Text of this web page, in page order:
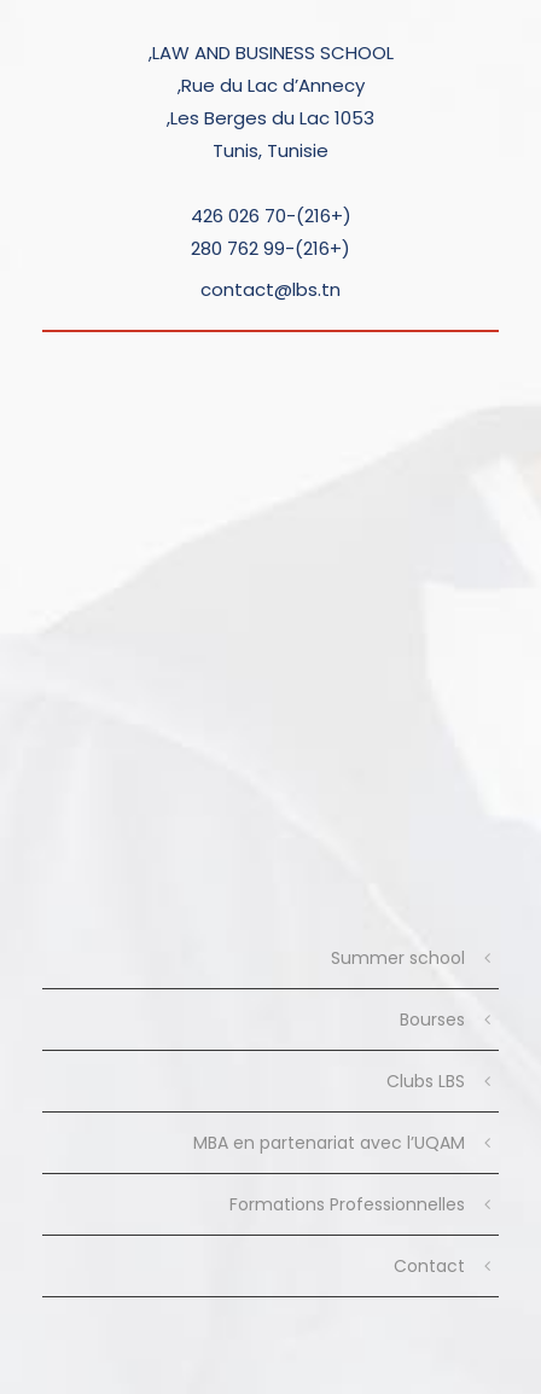
LAW AND BUSINESS SCHOOL,
Rue du Lac d’Annecy,
Les Berges du Lac 1053,
Tunis, Tunisie
(+216)-70 026 426
(+216)-99 762 280
contact@lbs.tn
Summer school
Bourses
Clubs LBS
MBA en partenariat avec l’UQAM
Formations Professionnelles
Contact